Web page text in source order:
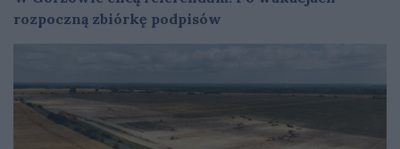
rozpoczną zbiórkę podpisów